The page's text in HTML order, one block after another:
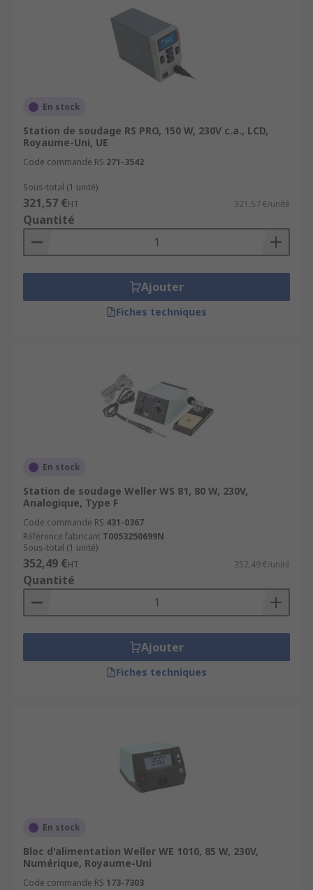
En stock
Station de soudage RS PRO, 150 W, 230V c.a., LCD,
Royaume-Uni, UE
Code commande RS 271-3542
Sous-total (1 unité)
321,57 €HT 321,57 €/unité
Quantité
Ajouter
Fiches techniques
En stock
Station de soudage Weller WS 81, 80 W, 230V,
Analogique, Type F
Code commande RS 431-0367
Référence fabricant T0053250699N
Sous-total (1 unité)
352,49 €HT 352,49 €/unité
Quantité
Ajouter
Fiches techniques
En stock
Bloc d'alimentation Weller WE 1010, 85 W, 230V,
Numérique, Royaume-Uni
Code commande RS 173-7303